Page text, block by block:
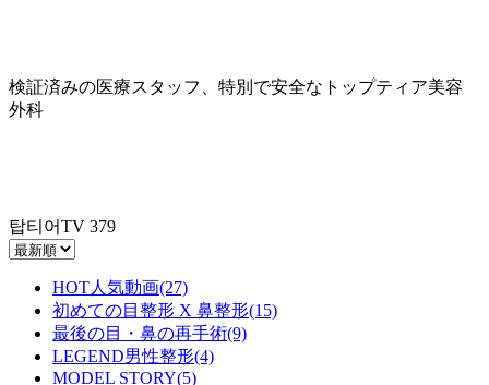
検証済みの医療スタッフ、特別で安全なトップティア美容
外科
탑티어TV 379
HOT人気動画(27)
初めての目整形 X 鼻整形(15)
最後の目・鼻の再手術(9)
LEGEND男性整形(4)
MODEL STORY(5)